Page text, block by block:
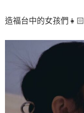
造福台中的女孩們👧🏻